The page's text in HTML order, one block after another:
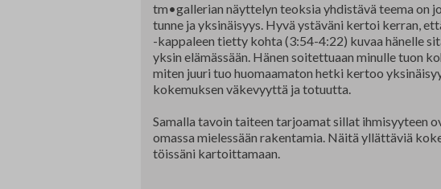
tm•gallerian näyttelyn teoksia yhdistävä teema on
tunne ja yksinäisyys. Hyvä ystäväni kertoi kerran,
-kappaleen tietty kohta (3:54-4:22) kuvaa hänelle
yksin elämässään. Hänen soitettuaan minulle tuon
miten juuri tuo huomaamaton hetki kertoo
kokemuksen väkevyyttä ja totuutta.
Samalla tavoin taiteen tarjoamat sillat ihmisyyteen
omassa mielessään rakentamia. Näitä yllättäviä
töissäni kartoittamaan.